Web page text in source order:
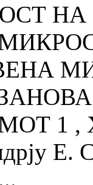
НА
1 ,
Е.